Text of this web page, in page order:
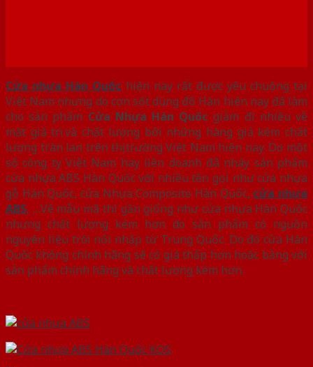
Cửa nhựa Hàn Quốc hiện nay rất được yêu chuộng tại
Việt Nam nhưng do cơn sốt dùng đồ Hàn hiện nay đã làm
cho sản phẩm Cửa Nhựa Hàn Quốc giảm đi nhiều về
mặt giá trị và chất lượng bởi những hàng giả kém chất
lượng tràn lan trên thị trường Việt Nam hiện nay. Do một
số công ty Việt Nam hay liên doanh đã nháy sản phẩm
cửa nhựa ABS Hàn Quốc với nhiều tên gọi như cửa nhựa
gỗ Hàn Quốc, cửa Nhựa Composite Hàn Quốc, cửa nhựa
ABS, …Về mẫu mã thì gần giống như cửa nhựa Hàn Quốc
nhưng chất lượng kém hơn do sản phẩm có nguồn
nguyên liệu trôi nổi nhập từ Trung Quốc. Do đó cửa Hàn
Quốc không chính hãng sẽ có giá thấp hơn hoặc bằng với
sản phẩm chính hãng và chất lượng kém hơn.